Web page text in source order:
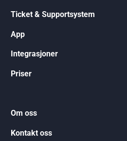
Ticket & Supportsystem
App
Integrasjoner
Priser
Om oss
Kontakt oss